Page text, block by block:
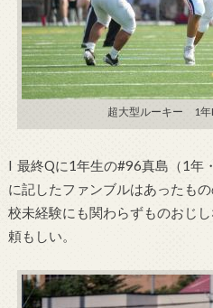
超大型ルーキー 1年
l 最終Qに1年生の#96真島（1年
に記したファンブルはあったも
校未経験にも関わらずものおじ
頼もしい。